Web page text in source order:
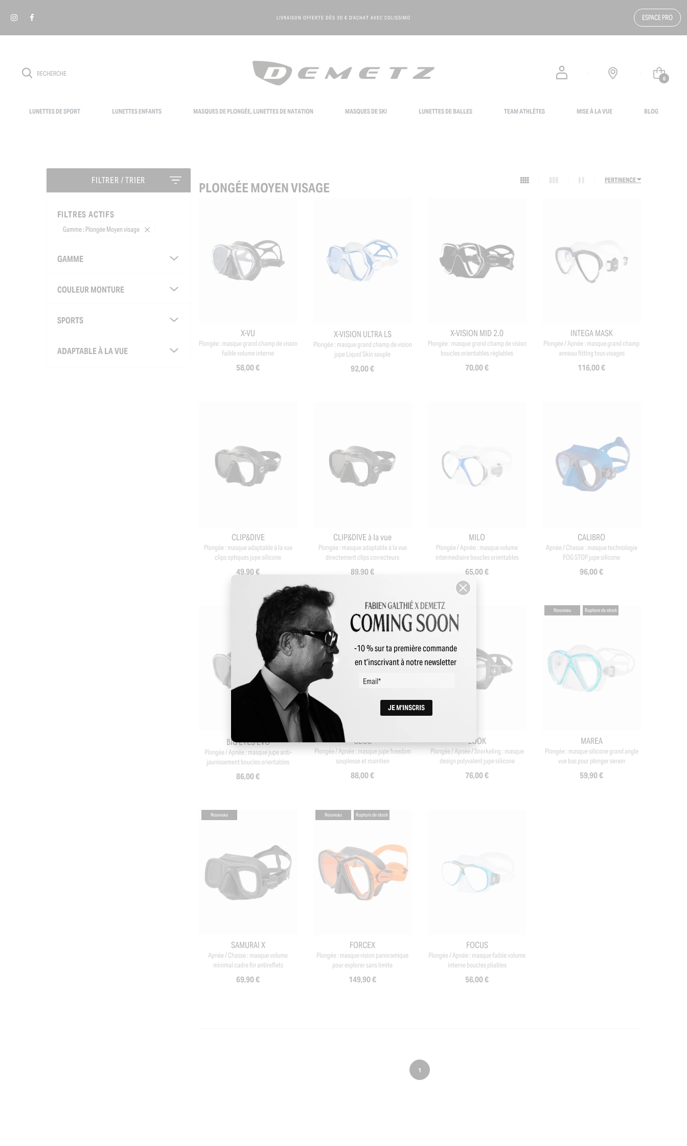
LIVRAISON OFFERTE DÈS 30 € D'ACHAT AVEC COLISSIMO ESPACE PRO
0
LUNETTES DE SPORT LUNETTES ENFANTS MASQUES DE PLONGÉE, LUNETTES DE NATATION MASQUES DE SKI LUNETTES DE BALLES TEAM ATHLÈTES MISE À LA VUE BLOG
FILTRER / TRIER
FILTRES ACTIFS
Gamme : Plongée Moyen visage
GAMME
COULEUR MONTURE
SPORTS
ADAPTABLE À LA VUE
PERTINENCE
PLONGÉE MOYEN VISAGE
X-VU
Plongée : masque grand champ de vision
faible volume interne
58,00 €
X-VISION ULTRA LS
Plongée : masque grand champ de vision
jupe Liquid Skin souple
92,00 €
X-VISION MID 2.0
Plongée : masque grand champ de vision
boucles orientables réglables
70,00 €
INTEGA MASK
Plongée / Apnée : masque grand champ
anneau fitting tous visages
116,00 €
CLIP&DIVE
Plongée : masque adaptable à la vue
clips optiques jupe silicone
49,90 €
CLIP&DIVE à la vue
Plongée : masque adaptable à la vue
directement clips correcteurs
89,90 €
MILO
Plongée / Apnée : masque volume
intermédiaire boucles orientables
65,00 €
CALIBRO
Apnée / Chasse : masque technologie
FOG STOP jupe silicone
96,00 €
+2
BIG EYES EVO
Plongée / Apnée : masque jupe anti-
jaunissement boucles orientables
86,00 €
CEOS
Plongée / Apnée : masque jupe freedom
souplesse et maintien
88,00 €
LOOK
Plongée / Apnée / Snorkeling : masque
design polyvalent jupe silicone
76,00 €
Nouveau Rupture de stock
MAREA
Plongée : masque silicone grand angle
vue bas pour plonger serein
59,90 €
Nouveau
SAMURAI X
Apnée / Chasse : masque volume
minimal cadre fin antireflets
69,90 €
Nouveau Rupture de stock
FORCEX
Plongée : masque vision panoramique
pour explorer sans limite
149,90 €
FOCUS
Plongée / Apnée : masque faible volume
interne boucles pliables
56,00 €
1
-10 % sur ta première commande
en t’inscrivant à notre newsletter